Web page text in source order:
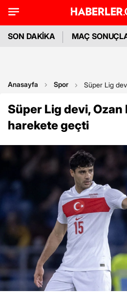
SON DAKİKA MAÇ
Anasayfa Spor Süper Lig
Süper Lig devi, Ozan
harekete geçti